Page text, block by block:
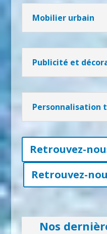
Mobilier urbain
Publicité et
Personnalisation
Retrouvez-
Retrouvez-
Nos